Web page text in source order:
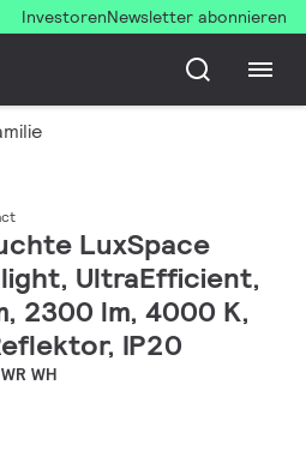
InvestorenNewsletter abonnieren
LuxSpace
UltraEfficient,
2300 lm, 4000 K,
IP20
WH